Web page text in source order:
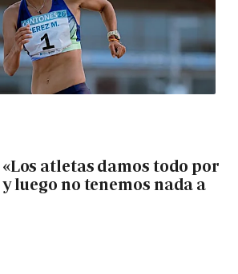
atletas damos todo por
luego no tenemos nada a